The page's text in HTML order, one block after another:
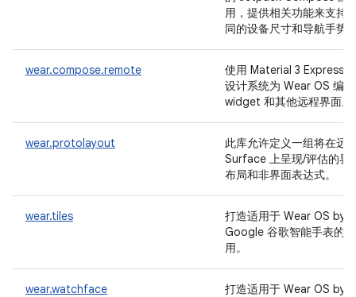
用，提供相关功能来支持
同的设备尺寸和导航手势
wear.compose.remote
使用 Material 3
设计系统为 Wear OS 编写
widget 和其他远程界面。
wear.protolayout
此库允许定义一组将在远
Surface 上呈现/评估的界
布局和非界面表达式。
wear.tiles
打造适用于 Wear OS by
Google 谷歌智能手表的应
用。
wear.watchface
打造适用于 Wear OS by